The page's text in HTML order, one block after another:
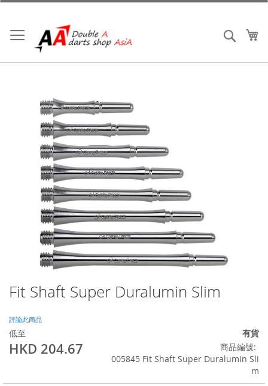
跳
內
容
搜索
Fit Shaft Super Duralumin Slim
評論此商品
低至
HKD 204.67
有貨
商品編號
005845 Fit Shaft Super Duralumin Sli
m
Skip
to
beginning
of
the